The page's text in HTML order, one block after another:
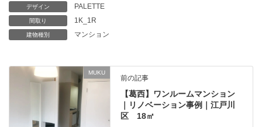
デザイン PALETTE
間取り 1K_1R
建物種別 マンション
MUKU
前の記事
【葛西】ワンルームマンション
｜リノベーション事例｜江戸川
区 18㎡